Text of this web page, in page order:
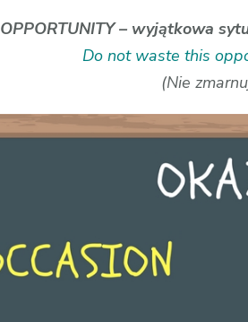
OPPORTUNITY – wyjątkowa
Do not waste this
(Nie